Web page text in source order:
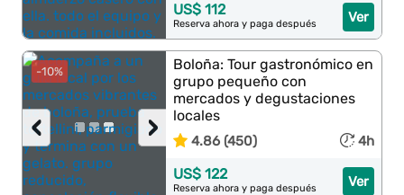
Ver
US$ 112
Reserva ahora y paga después
-10%
›
‹
Boloña: Tour gastronómico en
grupo pequeño con
mercados y degustaciones
locales
4.86 (450) 4h
Ver
US$ 122
Reserva ahora y paga después